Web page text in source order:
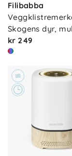
Filibabba
Skogens dyr,
kr 249